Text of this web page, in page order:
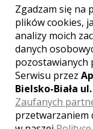
Zgadzam się na
plików cookies,
analizy moich
danych
pozostawianych
Serwisu przez
Bielsko-Biała
Zaufanych
przetwarzaniem